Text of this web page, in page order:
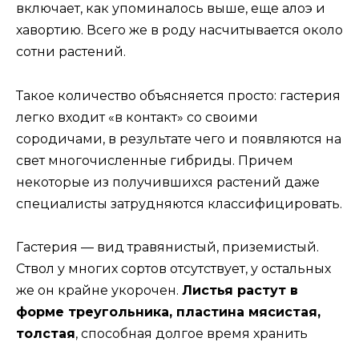
включает, как упоминалось выше, еще алоэ и
хавортию. Всего же в роду насчитывается около
сотни растений.
Такое количество объясняется просто: гастерия
легко входит «в контакт» со своими
сородичами, в результате чего и появляются на
свет многочисленные гибриды. Причем
некоторые из получившихся растений даже
специалисты затрудняются классифицировать.
Гастерия — вид травянистый, приземистый.
Ствол у многих сортов отсутствует, у остальных
же он крайне укорочен. Листья растут в
форме треугольника, пластина мясистая,
толстая, способная долгое время хранить